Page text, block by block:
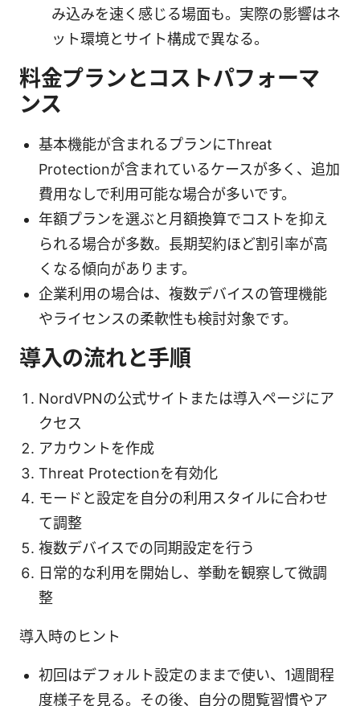
み込みを速く感じる場面も。実際の影響はネ
ット環境とサイト構成で異なる。
料金プランとコストパフォーマ
ンス
基本機能が含まれるプランにThreat
Protectionが含まれているケースが多く、追加
費用なしで利用可能な場合が多いです。
年額プランを選ぶと月額換算でコストを抑え
られる場合が多数。長期契約ほど割引率が高
くなる傾向があります。
企業利用の場合は、複数デバイスの管理機能
やライセンスの柔軟性も検討対象です。
導入の流れと手順
NordVPNの公式サイトまたは導入ページにア
クセス
アカウントを作成
Threat Protectionを有効化
モードと設定を自分の利用スタイルに合わせ
て調整
複数デバイスでの同期設定を行う
日常的な利用を開始し、挙動を観察して微調
整
導入時のヒント
初回はデフォルト設定のままで使い、1週間程
度様子を見る。その後、自分の閲覧習慣やア